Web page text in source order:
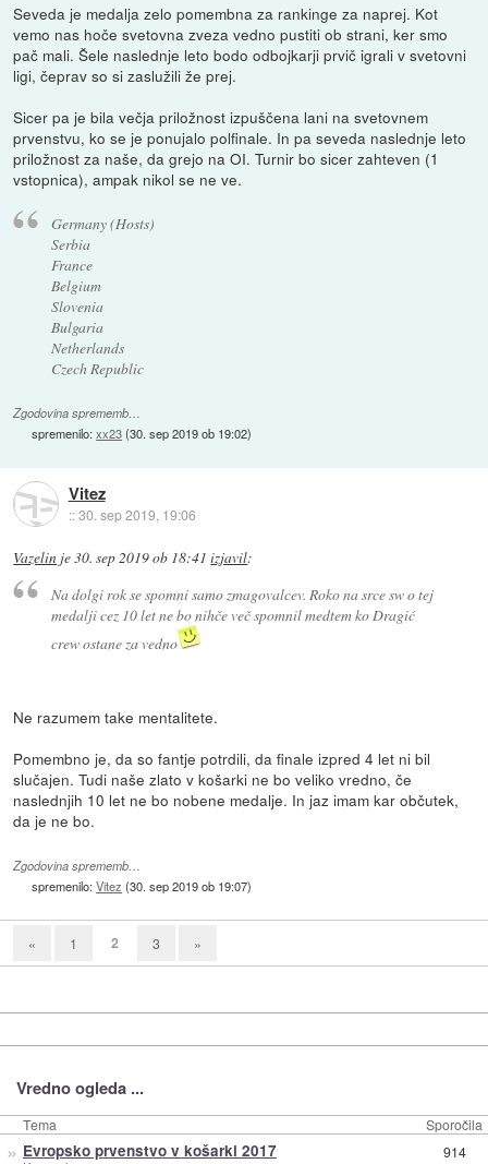
Seveda je medalja zelo pomembna za rankinge za naprej. Kot
vemo nas hoče svetovna zveza vedno pustiti ob strani, ker smo
pač mali. Šele naslednje leto bodo odbojkarji prvič igrali v svetovni
ligi, čeprav so si zaslužili že prej.
Sicer pa je bila večja priložnost izpuščena lani na svetovnem
prvenstvu, ko se je ponujalo polfinale. In pa seveda naslednje leto
priložnost za naše, da grejo na OI. Turnir bo sicer zahteven (1
vstopnica), ampak nikol se ne ve.
Germany (Hosts)
Serbia
France
Belgium
Slovenia
Bulgaria
Netherlands
Czech Republic
Zgodovina sprememb…
spremenilo:xx23(30. sep 2019 ob 19:02)
Vitez
::30. sep 2019, 19:06
Vazelin je30. sep 2019 ob 18:41 izjavil:
Na dolgi rok se spomni samo zmagovalcev. Roko na srce sw o tej
medalji cez 10 let ne bo nihče več spomnil medtem ko Dragić
crew ostane za vedno
Ne razumem take mentalitete.
Pomembno je, da so fantje potrdili, da finale izpred 4 let ni bil
slučajen. Tudi naše zlato v košarki ne bo veliko vredno, če
naslednjih 10 let ne bo nobene medalje. In jaz imam kar občutek,
da je ne bo.
Zgodovina sprememb…
spremenilo:Vitez (30. sep 2019 ob 19:07)
« 1 2 3 »
Vredno ogleda ...
Tema Sporočila
» Evropsko prvenstvo v košarki 2017 914